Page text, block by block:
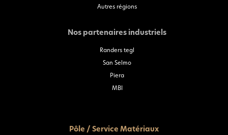
Autres régions
Nos partenaires industriels
Randers tegl
San Selmo
Piera
MBI
Pôle / Service Matériaux